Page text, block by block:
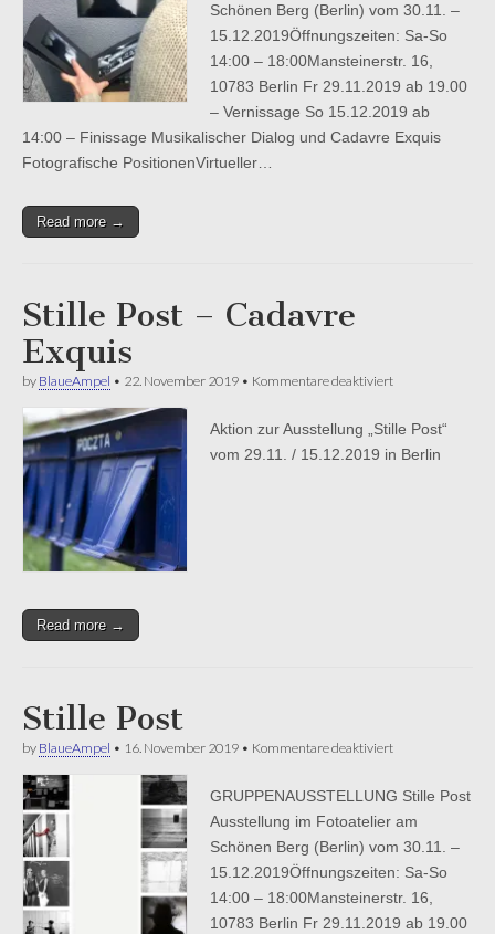
Schönen Berg (Berlin) vom 30.11. –
15.12.2019Öffnungszeiten: Sa-So
14:00 – 18:00Mansteinerstr. 16,
10783 Berlin Fr 29.11.2019 ab 19.00
– Vernissage So 15.12.2019 ab
14:00 – Finissage Musikalischer Dialog und Cadavre Exquis
Fotografische PositionenVirtueller…
Read more →
Stille Post – Cadavre
Exquis
by BlaueAmpel • 22. November 2019 • Kommentare deaktiviertfür
–
Cadavre
Aktion zur Ausstellung „Stille Post“
vom 29.11. / 15.12.2019 in Berlin
Read more →
Stille Post
by BlaueAmpel • 16. November 2019 • Kommentare deaktiviertfür
GRUPPENAUSSTELLUNG Stille Post
Ausstellung im Fotoatelier am
Schönen Berg (Berlin) vom 30.11. –
15.12.2019Öffnungszeiten: Sa-So
14:00 – 18:00Mansteinerstr. 16,
10783 Berlin Fr 29.11.2019 ab 19.00